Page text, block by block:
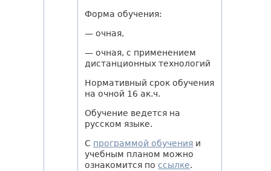
Форма обучения:
— очная,
— очная, с применением
дистанционных технологий
Нормативный срок обучения
на очной 16 ак.ч.
Обучение ведется на
русском языке.
С программой обучения и
учебным планом можно
ознакомится поссылке.